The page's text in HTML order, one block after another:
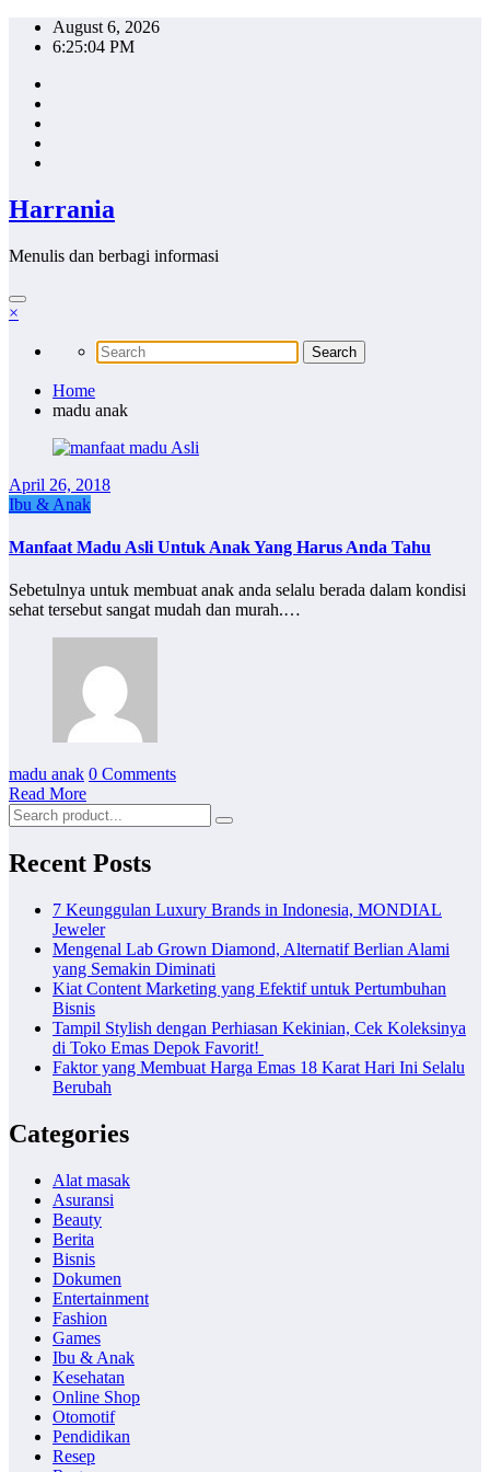
Skip
August 6, 2026
6:25:04 PM
Harrania
Menulis dan berbagi informasi
×
Home
madu anak
April 26, 2018
Ibu & Anak
Manfaat Madu Asli Untuk Anak Yang Harus Anda Tahu
Sebetulnya untuk membuat anak anda selalu berada dalam kondisi
sehat tersebut sangat mudah dan murah.…
madu anak 0 Comments
Read More
Recent Posts
7 Keunggulan Luxury Brands in Indonesia, MONDIAL
Jeweler
Mengenal Lab Grown Diamond, Alternatif Berlian Alami
yang Semakin Diminati
Kiat Content Marketing yang Efektif untuk Pertumbuhan
Bisnis
Tampil Stylish dengan Perhiasan Kekinian, Cek Koleksinya
di Toko Emas Depok Favorit!
Faktor yang Membuat Harga Emas 18 Karat Hari Ini Selalu
Berubah
Categories
Alat masak
Asuransi
Beauty
Berita
Bisnis
Dokumen
Entertainment
Fashion
Games
Ibu & Anak
Kesehatan
Online Shop
Otomotif
Pendidikan
Resep